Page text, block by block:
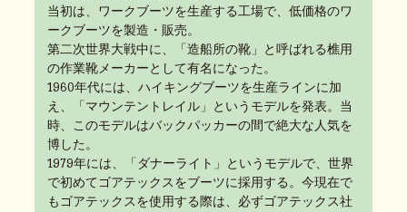
当初は、ワークブーツを生産する工場で、低価格のワ
ークブーツを製造・販売。
第二次世界大戦中に、「造船所の靴」と呼ばれる樵用
の作業靴メーカーとして有名になった。
1960年代には、ハイキングブーツを生産ラインに加
え、「マウンテントレイル」というモデルを発表。当
時、このモデルはバックパッカーの間で絶大な人気を
博した。
1979年には、「ダナーライト」というモデルで、世界
で初めてゴアテックスをブーツに採用する。今現在で
もゴアテックスを使用する際は、必ずゴアテックス社